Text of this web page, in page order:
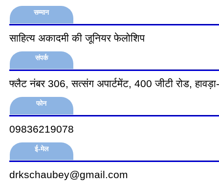
सम्मान
साहित्य अकादमी की जूनियर फेलोशिप
संपर्क
फ्लैट नंबर 306, सत्संग अपार्टमेंट, 400 जीटी रोड,
फोन
09836219078
ई-मेल
drkschaubey@gmail.com